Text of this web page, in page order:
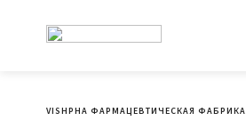
VISHPHA ФАРМАЦЕВТИЧЕСКАЯ ФАБРИКА